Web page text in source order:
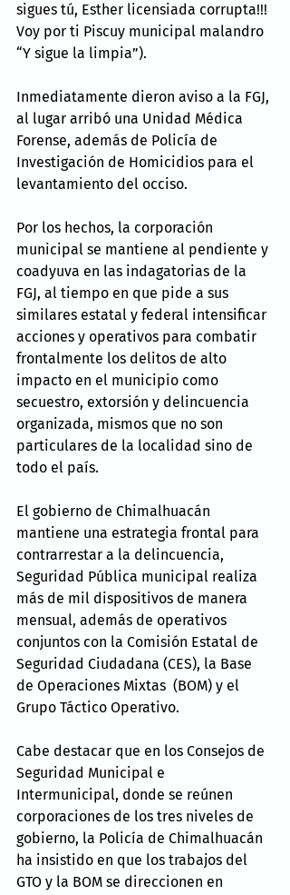
sigues tú, Esther licensiada corrupta!!!
Voy por ti Piscuy municipal malandro
“Y sigue la limpia”).
Inmediatamente dieron aviso a la FGJ,
al lugar arribó una Unidad Médica
Forense, además de Policía de
Investigación de Homicidios para el
levantamiento del occiso.
Por los hechos, la corporación
municipal se mantiene al pendiente y
coadyuva en las indagatorias de la
FGJ, al tiempo en que pide a sus
similares estatal y federal intensificar
acciones y operativos para combatir
frontalmente los delitos de alto
impacto en el municipio como
secuestro, extorsión y delincuencia
organizada, mismos que no son
particulares de la localidad sino de
todo el país.
El gobierno de Chimalhuacán
mantiene una estrategia frontal para
contrarrestar a la delincuencia,
Seguridad Pública municipal realiza
más de mil dispositivos de manera
mensual, además de operativos
conjuntos con la Comisión Estatal de
Seguridad Ciudadana (CES), la Base
de Operaciones Mixtas  (BOM) y el
Grupo Táctico Operativo.
Cabe destacar que en los Consejos de
Seguridad Municipal e
Intermunicipal, donde se reúnen
corporaciones de los tres niveles de
gobierno, la Policía de Chimalhuacán
ha insistido en que los trabajos del
GTO y la BOM se direccionen en